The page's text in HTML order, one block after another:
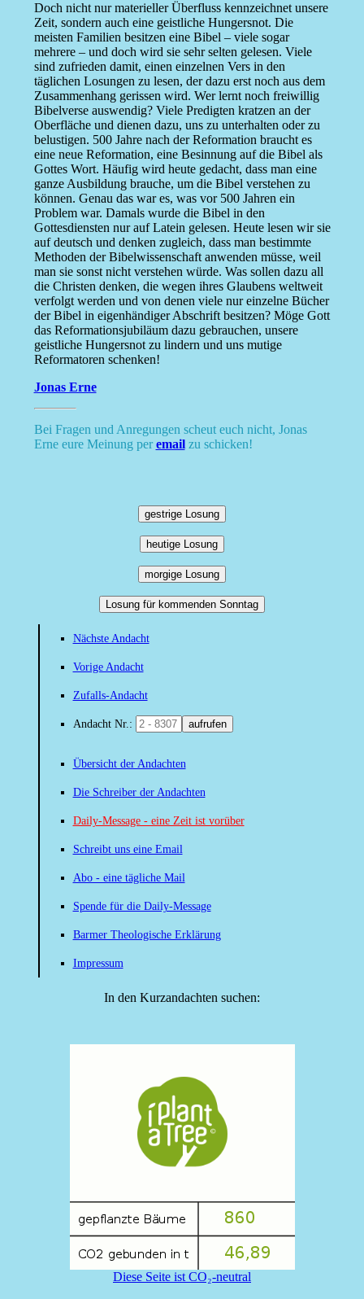
Doch nicht nur materieller Überfluss kennzeichnet unsere
Zeit, sondern auch eine geistliche Hungersnot. Die
meisten Familien besitzen eine Bibel – viele sogar
mehrere – und doch wird sie sehr selten gelesen. Viele
sind zufrieden damit, einen einzelnen Vers in den
täglichen Losungen zu lesen, der dazu erst noch aus dem
Zusammenhang gerissen wird. Wer lernt noch freiwillig
Bibelverse auswendig? Viele Predigten kratzen an der
Oberfläche und dienen dazu, uns zu unterhalten oder zu
belustigen. 500 Jahre nach der Reformation braucht es
eine neue Reformation, eine Besinnung auf die Bibel als
Gottes Wort. Häufig wird heute gedacht, dass man eine
ganze Ausbildung brauche, um die Bibel verstehen zu
können. Genau das war es, was vor 500 Jahren ein
Problem war. Damals wurde die Bibel in den
Gottesdiensten nur auf Latein gelesen. Heute lesen wir sie
auf deutsch und denken zugleich, dass man bestimmte
Methoden der Bibelwissenschaft anwenden müsse, weil
man sie sonst nicht verstehen würde. Was sollen dazu all
die Christen denken, die wegen ihres Glaubens weltweit
verfolgt werden und von denen viele nur einzelne Bücher
der Bibel in eigenhändiger Abschrift besitzen? Möge Gott
das Reformationsjubiläum dazu gebrauchen, unsere
geistliche Hungersnot zu lindern und uns mutige
Reformatoren schenken!
Jonas Erne
Bei Fragen und Anregungen scheut euch nicht, Jonas
Erne eure Meinung peremailzu schicken!
gestrige Losung
heutige Losung
morgige Losung
Losung für kommenden Sonntag
Nächste Andacht
Vorige Andacht
Zufalls-Andacht
Andacht Nr.: aufrufen
Übersicht der Andachten
Die Schreiber der Andachten
Daily-Message - eine Zeit ist vorüber
Schreibt uns eine Email
Abo - eine tägliche Mail
Spende für die Daily-Message
Barmer Theologische Erklärung
Impressum
In den Kurzandachten suchen:
Diese Seite ist CO₂-neutral